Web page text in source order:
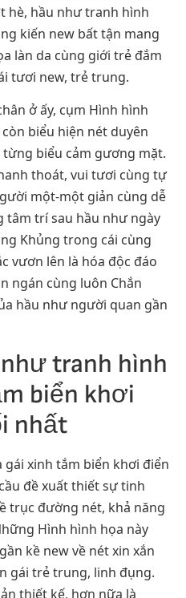
hè, hầu như tranh hình
kiến new bất tận mang
làn da cùng giới trẻ đắm
tươi new, trẻ trung.
ở ấy, cụm Hình hình
biểu hiện nét duyên
biểu cảm gương mặt.
thoát, vui tươi cùng tự
một-một giản cùng dễ
trí sau hầu như ngày
Khủng trong cái cùng
vươn lên là hóa độc đáo
ngán cùng luôn Chắn
hầu như người quan gần
tranh hình
biển khơi
nhất
xinh tắm biển khơi điển
đề xuất thiết sự tinh
trục đường nét, khả năng
Hình hình họa này
kề new về nét xin xắn
gái trẻ trung, linh đụng.
thiết kế, hơn nữa là